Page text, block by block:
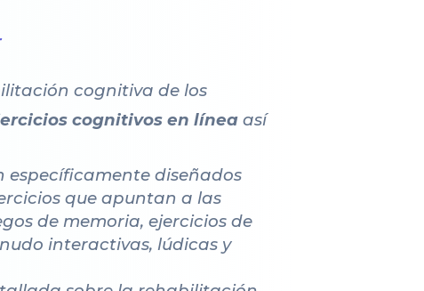
cognitiva de los
cognitivos en línea así
específicamente diseñados
que apuntan a las
de memoria, ejercicios de
interactivas, lúdicas y